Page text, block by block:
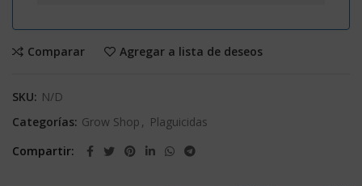
Comparar Agregar a lista de deseos
SKU: N/D
Categorías: Grow Shop , Plaguicidas
Compartir